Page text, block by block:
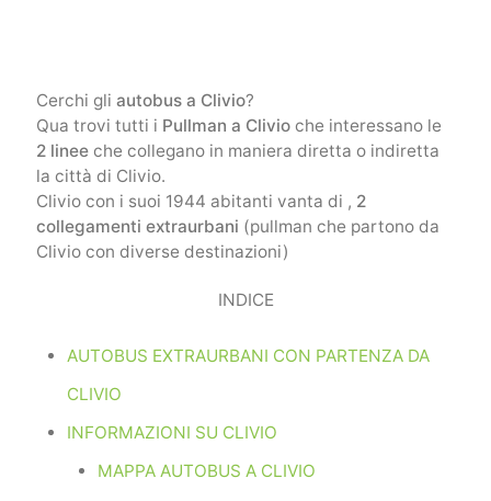
Cerchi gli autobus a Clivio?
Qua trovi tutti i Pullman a Clivioche interessano le
2 lineeche collegano in maniera diretta o indiretta
la città di Clivio.
Clivio con i suoi 1944 abitanti vanta di , 2
collegamenti extraurbani (pullman che partono da
Clivio con diverse destinazioni)
INDICE
AUTOBUS EXTRAURBANI CON PARTENZA DA
CLIVIO
INFORMAZIONI SU CLIVIO
MAPPA AUTOBUS A CLIVIO